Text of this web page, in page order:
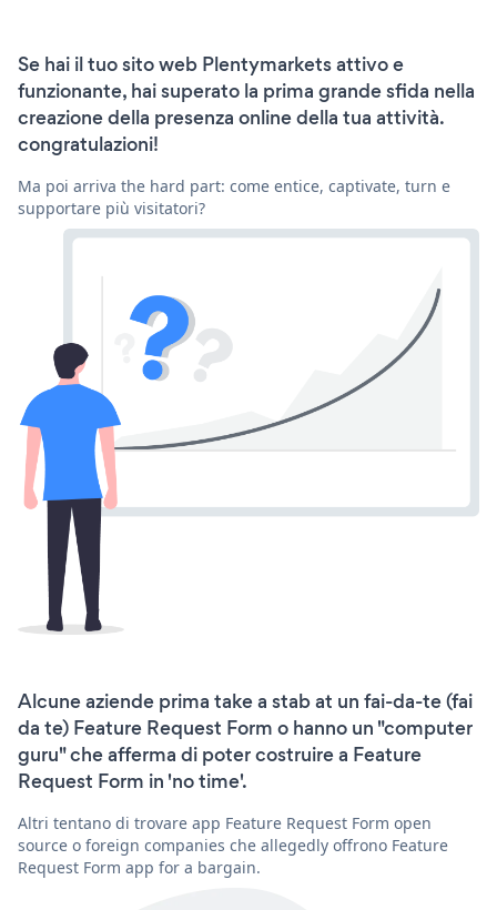
Se hai il tuo sito web Plentymarkets attivo e
funzionante, hai superato la prima grande sfida nella
creazione della presenza online della tua attività.
congratulazioni!
Ma poi arriva the hard part: come entice, captivate, turn e
supportare più visitatori?
Alcune aziende prima take a stab at un fai-da-te (fai
da te) Feature Request Form o hanno un "computer
guru" che afferma di poter costruire a Feature
Request Form in 'no time'.
Altri tentano di trovare app Feature Request Form open
source o foreign companies che allegedly offrono Feature
Request Form app for a bargain.